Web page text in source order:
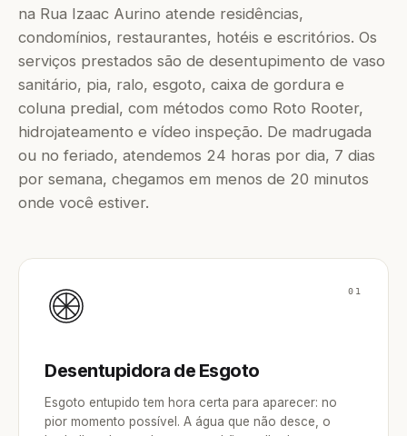
na Rua Izaac Aurino atende residências,
condomínios, restaurantes, hotéis e escritórios. Os
serviços prestados são de desentupimento de vaso
sanitário, pia, ralo, esgoto, caixa de gordura e
coluna predial, com métodos como Roto Rooter,
hidrojateamento e vídeo inspeção. De madrugada
ou no feriado, atendemos 24 horas por dia, 7 dias
por semana, chegamos em menos de 20 minutos
onde você estiver.
01
Desentupidora de Esgoto
Esgoto entupido tem hora certa para aparecer: no
pior momento possível. A água que não desce, o